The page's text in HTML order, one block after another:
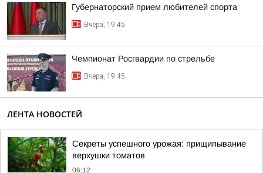
Губернаторский прием любителей спорта
Вчера, 19:45
Чемпионат Росгвардии по стрельбе
Вчера, 19:45
ЛЕНТА НОВОСТЕЙ
Секреты успешного урожая: прищипывание
верхушки томатов
06:12